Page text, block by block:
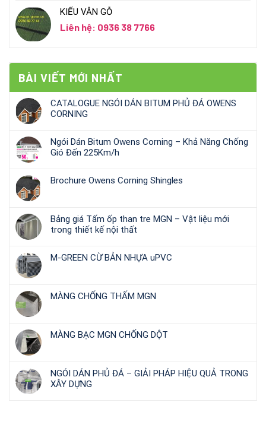
KIỂU VÂN GỖ
Liên hệ: 0936 38 7766
BÀI VIẾT MỚI NHẤT
CATALOGUE NGÓI DÁN BITUM PHỦ ĐÁ OWENS
CORNING
Ngói Dán Bitum Owens Corning – Khả Năng Chống
Gió Đến 225Km/h
Brochure Owens Corning Shingles
Bảng giá Tấm ốp than tre MGN – Vật liệu mới
trong thiết kế nội thất
M-GREEN CỪ BẢN NHỰA uPVC
MÀNG CHỐNG THẤM MGN
MÀNG BẠC MGN CHỐNG DỘT
NGÓI DÁN PHỦ ĐÁ – GIẢI PHÁP HIỆU QUẢ TRONG
XÂY DỰNG